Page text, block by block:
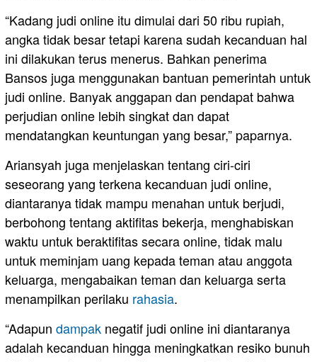
“Kadang judi online itu dimulai dari 50 ribu rupiah,
angka tidak besar tetapi karena sudah kecanduan hal
ini dilakukan terus menerus. Bahkan penerima
Bansos juga menggunakan bantuan pemerintah untuk
judi online. Banyak anggapan dan pendapat bahwa
perjudian online lebih singkat dan dapat
mendatangkan keuntungan yang besar,” paparnya.
Ariansyah juga menjelaskan tentang ciri-ciri
seseorang yang terkena kecanduan judi online,
diantaranya tidak mampu menahan untuk berjudi,
berbohong tentang aktifitas bekerja, menghabiskan
waktu untuk beraktifitas secara online, tidak malu
untuk meminjam uang kepada teman atau anggota
keluarga, mengabaikan teman dan keluarga serta
menampilkan perilaku rahasia.
“Adapun dampak negatif judi online ini diantaranya
adalah kecanduan hingga meningkatkan resiko bunuh